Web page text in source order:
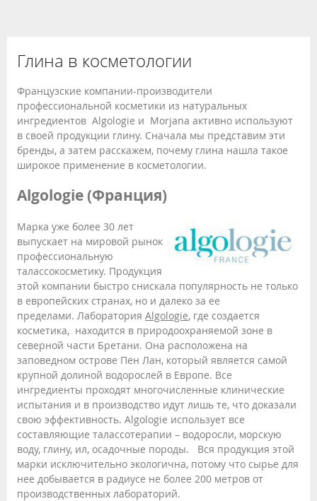
Глина в косметологии
Французские компании-производители
профессиональной косметики из натуральных
ингредиентов Algologie и Morjana активно используют
в своей продукции глину. Сначала мы представим эти
бренды, а затем расскажем, почему глина нашла такое
широкое применение в косметологии.
Algologie (Франция)
Марка уже более 30 лет
выпускает на мировой рынок
профессиональную
талассокосметику. Продукция
этой компании быстро снискала популярность не только
в европейских странах, но и далеко за ее
пределами. Лаборатория Algologie, где создается
косметика, находится в природоохраняемой зоне в
северной части Бретани. Она расположена на
заповедном острове Пен Лан, который является самой
крупной долиной водорослей в Европе. Все
ингредиенты проходят многочисленные клинические
испытания и в производство идут лишь те, что доказали
свою эффективность. Algologie использует все
составляющие талассотерапии – водоросли, морскую
воду, глину, ил, осадочные породы. Вся продукция этой
марки исключительно экологична, потому что сырье для
нее добывается в радиусе не более 200 метров от
производственных лабораторий.